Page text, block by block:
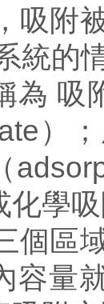
附被
統的
為 吸
）
學吸
區域
容量